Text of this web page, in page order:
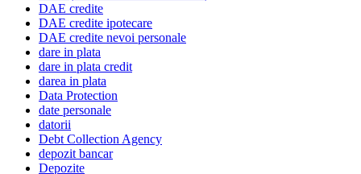
DAE credite
DAE credite ipotecare
DAE credite nevoi personale
dare in plata
dare in plata credit
darea in plata
Data Protection
date personale
datorii
Debt Collection Agency
depozit bancar
Depozite